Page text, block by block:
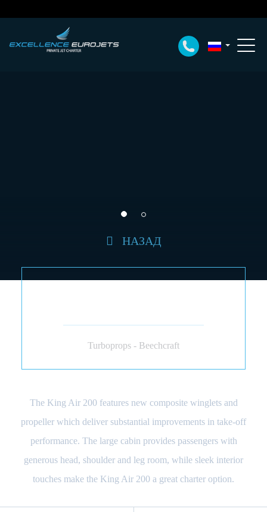
НАЗАД
Turboprops - Beechcraft
The King Air 200 features new composite winglets and
propeller which deliver substantial improvements in take-off
performance. The large cabin provides passengers with
generous head, shoulder and leg room, while sleek interior
touches make the King Air 200 a great charter option.